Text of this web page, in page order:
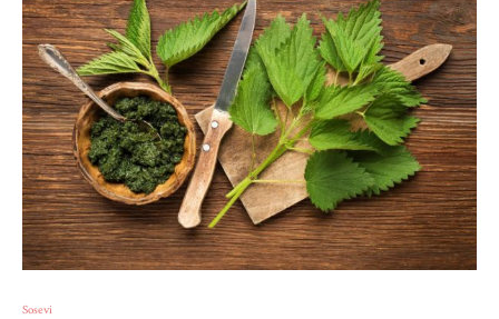
Sosevi